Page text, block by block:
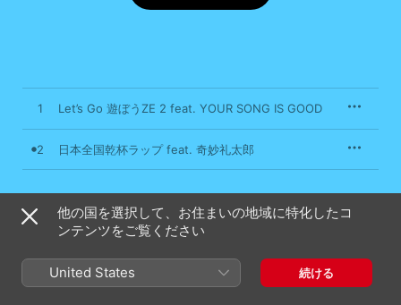
1 Let’s Go 遊ぼうZE 2 feat. YOUR SONG IS GOOD
2 日本全国乾杯ラップ feat. 奇妙礼太郎
2019年12月11日
2曲、7分
他の国を選択して、お住まいの地域に特化したコ
ンテンツをご覧ください
United States 続ける